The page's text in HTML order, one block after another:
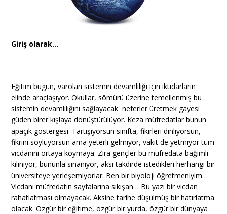
Giriş olarak…
Eğitim bugün, varolan sistemin devamlılığı için iktidarların
elinde araçlaşıyor. Okullar, sömürü üzerine temellenmiş bu
sistemin devamlılığını sağlayacak neferler üretmek gayesi
güden birer kışlaya dönüştürülüyor. Keza müfredatlar bunun
apaçık göstergesi. Tartışıyorsun sınıfta, fikirleri dinliyorsun,
fikrini söylüyorsun ama yeterli gelmiyor, vakit de yetmiyor tüm
vicdanını ortaya koymaya. Zira gençler bu müfredata bağımlı
kılınıyor, bununla sınanıyor, aksi takdirde istedikleri herhangi bir
üniversiteye yerleşemiyorlar. Ben bir biyoloji öğretmeniyim…
Vicdanı müfredatın sayfalarına sıkışan… Bu yazı bir vicdan
rahatlatması olmayacak. Aksine tarihe düşülmüş bir hatırlatma
olacak. Özgür bir eğitime, özgür bir yurda, özgür bir dünyaya